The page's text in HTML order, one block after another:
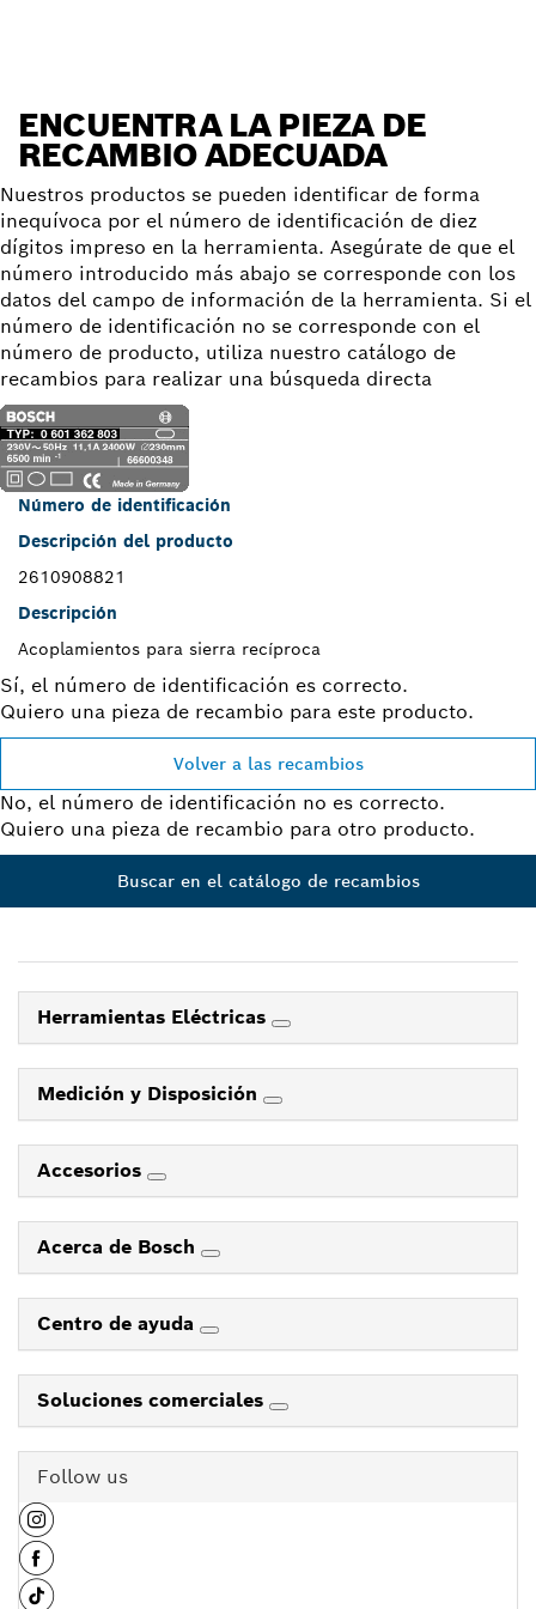
ENCUENTRA LA PIEZA DE
RECAMBIO ADECUADA
Nuestros productos se pueden identificar de forma
inequívoca por el número de identificación de diez
dígitos impreso en la herramienta. Asegúrate de que el
número introducido más abajo se corresponde con los
datos del campo de información de la herramienta. Si el
número de identificación no se corresponde con el
número de producto, utiliza nuestro catálogo de
recambios para realizar una búsqueda directa
Número de identificación
Descripción del producto
2610908821
Descripción
Acoplamientos para sierra recíproca
Sí, el número de identificación es correcto.
Quiero una pieza de recambio para este producto.
Volver a las recambios
No, el número de identificación no es correcto.
Quiero una pieza de recambio para otro producto.
Buscar en el catálogo de recambios
Herramientas Eléctricas
Medición y Disposición
Accesorios
Acerca de Bosch
Centro de ayuda
Soluciones comerciales
Follow us